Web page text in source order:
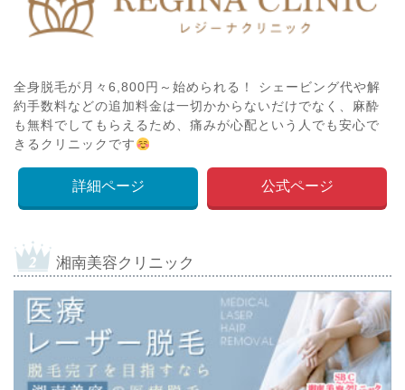
全身脱毛が月々6,800円～始められる！ シェービング代や解
約手数料などの追加料金は一切かからないだけでなく、麻酔
も無料でしてもらえるため、痛みが心配という人でも安心で
きるクリニックです
詳細ページ 公式ページ
湘南美容クリニック